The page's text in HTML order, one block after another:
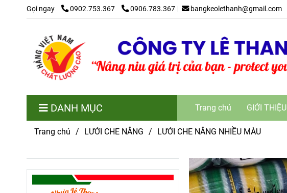
Gọi ngay 0902.753.367 0906.783.367 bangkeolethanh@gmail.com
DANH MỤC Trang chủ GIỚI THIỆU
Trang chủ / LƯỚI CHE NẮNG / LƯỚI CHE NẮNG NHIỀU MÀU